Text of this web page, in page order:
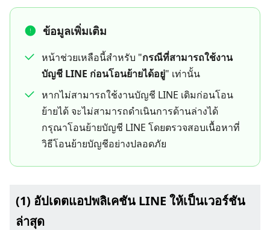
ข้อมูลเพิ่มเติม
หน้าช่วยเหลือนี้สำหรับ "กรณีที่สามารถใช้งาน
บัญชี LINE ก่อนโอนย้ายได้อยู่" เท่านั้น
หากไม่สามารถใช้งานบัญชี LINE เดิมก่อนโอน
ย้ายได้ จะไม่สามารถดำเนินการด้านล่างได้
กรุณาโอนย้ายบัญชี LINE โดยตรวจสอบเนื้อหาที่
วิธีโอนย้ายบัญชีอย่างปลอดภัย
(1) อัปเดตแอปพลิเคชัน LINE ให้เป็นเวอร์ชัน
ล่าสุด